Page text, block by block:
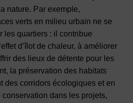
nature. Par exemple,
verts en milieu urbain ne se
les quartiers : il contribue
d’îlot de chaleur, à améliorer
des lieux de détente pour les
la préservation des habitats
des corridors écologiques et en
dans les projets,